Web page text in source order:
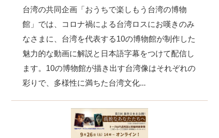
台湾の共同企画「おうちで楽しもう台湾の博物
館」では、コロナ禍による台湾ロスにお嘆きのみ
なさまに、台湾を代表する10の博物館が制作した
魅力的な動画に解説と日本語字幕をつけて配信し
ます。10の博物館が描き出す台湾像はそれぞれの
彩りで、多様性に満ちた台湾文化...